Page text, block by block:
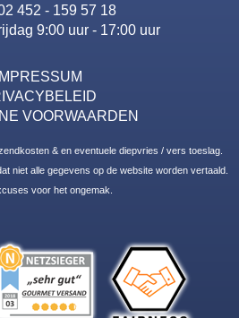
452 - 159 57 18
9:00 uur - 17:00 uur
VOORWAARDEN
& en eventuele diepvries / vers toeslag.
niet alle gegevens op de website worden vertaald.
voor het ongemak.